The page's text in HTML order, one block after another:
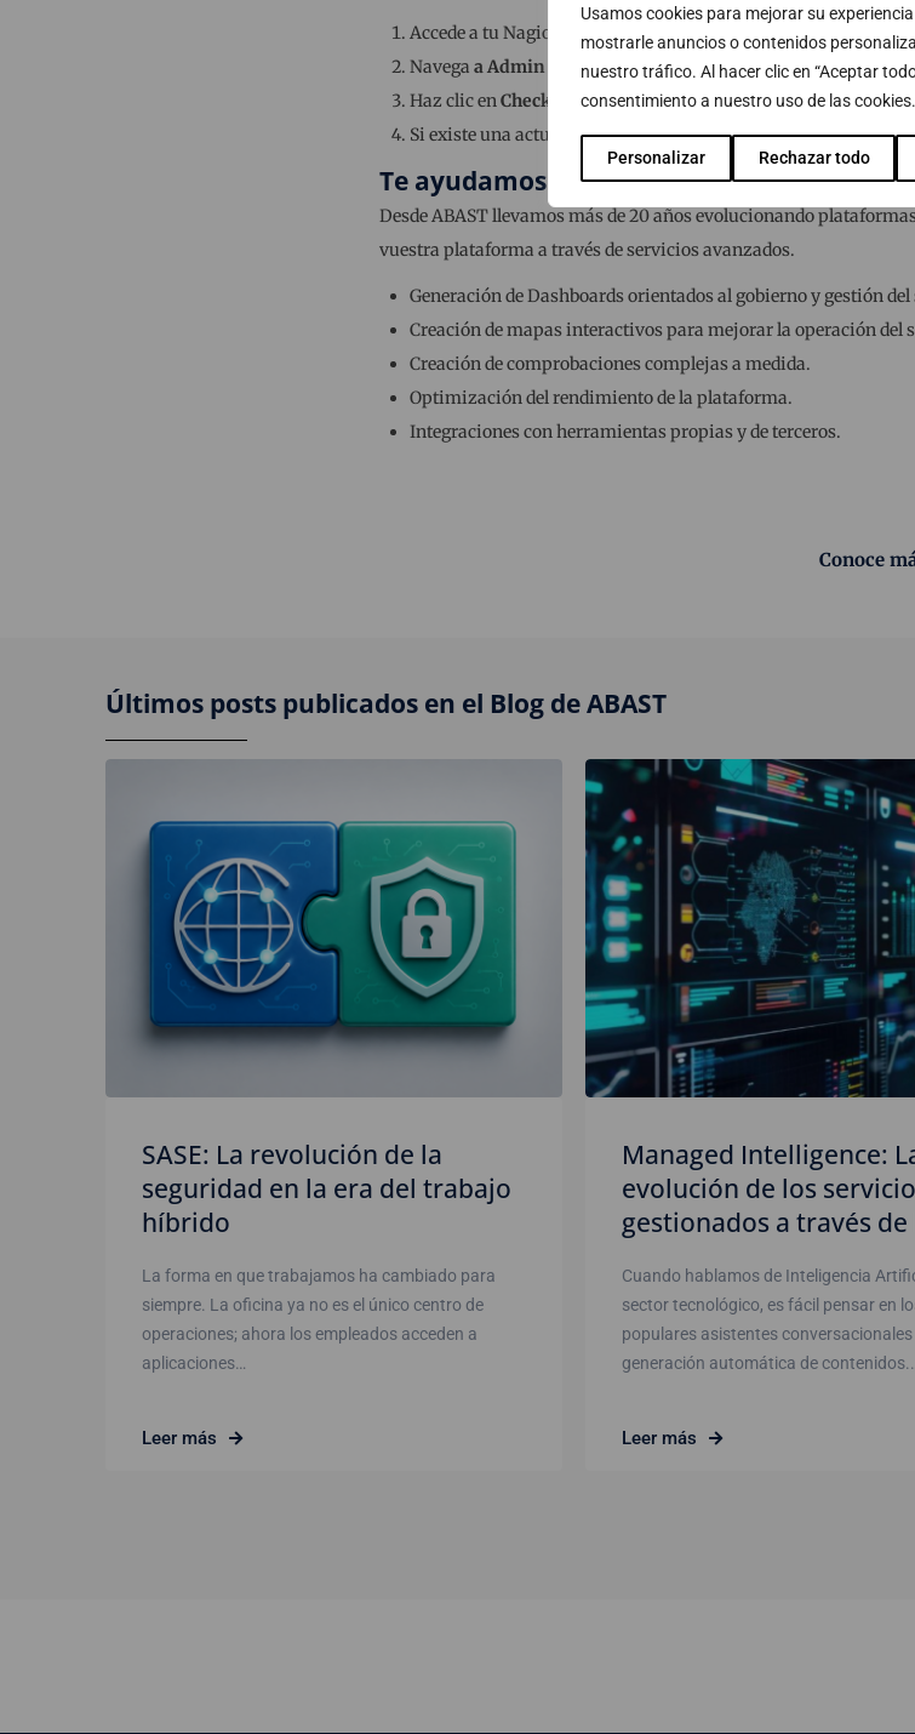
Usamos cookies para mejorar su
mostrarle anuncios o contenidos
nuestro tráfico. Al hacer clic en “Aceptar
consentimiento a nuestro uso de las cookies.
Personalizar Rechazar todo
Accede a tu Nagios XI.
Navega a Admin > System Information > Check for Updates.
Haz clic enCheck for Updates Nowpara verificar si hay una
Si existe una actualización, simplemente seleccionaUpgrade
Te ayudamos a sacarle el máximo
Desde ABAST llevamos más de 20 años evolucionando
vuestra plataforma a través de servicios avanzados.
Generación de Dashboards orientados al gobierno y gestión
Creación de mapas interactivos para mejorar la operación del
Creación de comprobaciones complejas a medida.
Optimización del rendimiento de la plataforma.
Integraciones con herramientas propias y de terceros.
Conoce
Últimos posts publicados en el Blog de ABAST
SASE: La revolución de la
seguridad en la era del trabajo
híbrido
La forma en que trabajamos ha cambiado para
siempre. La oficina ya no es el único centro de
operaciones; ahora los empleados acceden a
aplicaciones…
Leer más
Managed Intelligence:
evolución de los
gestionados a través de
Cuando hablamos de Inteligencia
sector tecnológico, es fácil pensar en
populares asistentes conversacionales
generación automática de
Leer más